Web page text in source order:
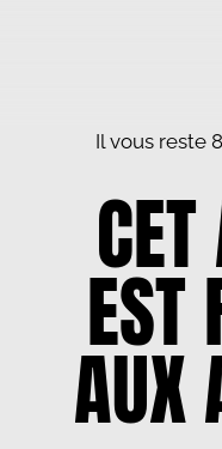
Il vous reste
EST
AUX